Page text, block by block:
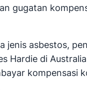
gugatan
asbestos,
Hardie di